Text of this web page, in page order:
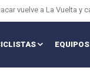
vuelve a La Vuelta y
EQUIPOS